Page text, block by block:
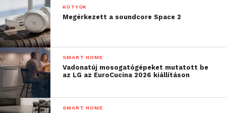
KÜTYÜK
Megérkezett a soundcore Space 2
SMART HOME
Vadonatúj mosogatógépeket mutatott be
az LG az EuroCucina 2026 kiállításon
SMART HOME